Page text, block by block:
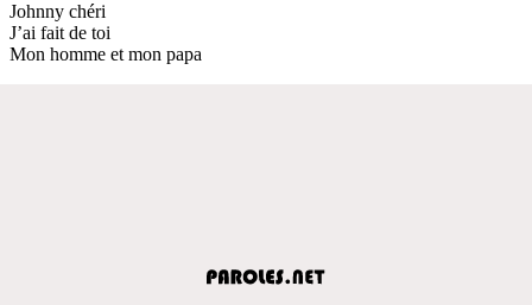
Johnny chéri
J’ai fait de toi
Mon homme et mon papa